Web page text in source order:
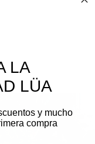
LA
LÜA
y mucho
compra